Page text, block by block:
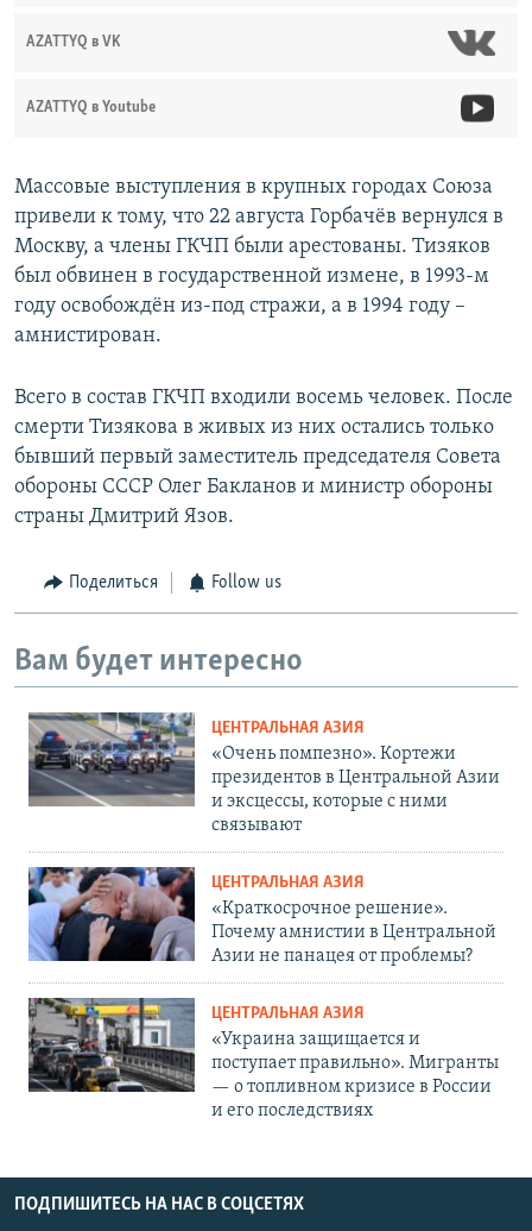
AZATTYQ в VK
AZATTYQ в Youtube
Массовые выступления в крупных городах Союза
привели к тому, что 22 августа Горбачёв вернулся в
Москву, а члены ГКЧП были арестованы. Тизяков
был обвинен в государственной измене, в 1993-м
году освобождён из-под стражи, а в 1994 году –
амнистирован.
Всего в состав ГКЧП входили восемь человек. После
смерти Тизякова в живых из них остались только
бывший первый заместитель председателя Совета
обороны СССР Олег Бакланов и министр обороны
страны Дмитрий Язов.
Поделиться Follow us
Вам будет интересно
ЦЕНТРАЛЬНАЯ АЗИЯ
«Очень помпезно». Кортежи
президентов в Центральной Азии
и эксцессы, которые с ними
связывают
ЦЕНТРАЛЬНАЯ АЗИЯ
«Краткосрочное решение».
Почему амнистии в Центральной
Азии не панацея от проблемы?
ЦЕНТРАЛЬНАЯ АЗИЯ
«Украина защищается и
поступает правильно». Мигранты
— о топливном кризисе в России
и его последствиях
ПОДПИШИТЕСЬ НА НАС В СОЦСЕТЯХ